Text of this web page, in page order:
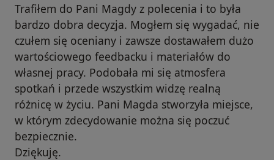
Trafiłem do Pani Magdy z polecenia i to była
bardzo dobra decyzja. Mogłem się wygadać, nie
czułem się oceniany i zawsze dostawałem dużo
wartościowego feedbacku i materiałów do
własnej pracy. Podobała mi się atmosfera
spotkań i przede wszystkim widzę realną
różnicę w życiu. Pani Magda stworzyła miejsce,
w którym zdecydowanie można się poczuć
bezpiecznie.
Dziękuję.